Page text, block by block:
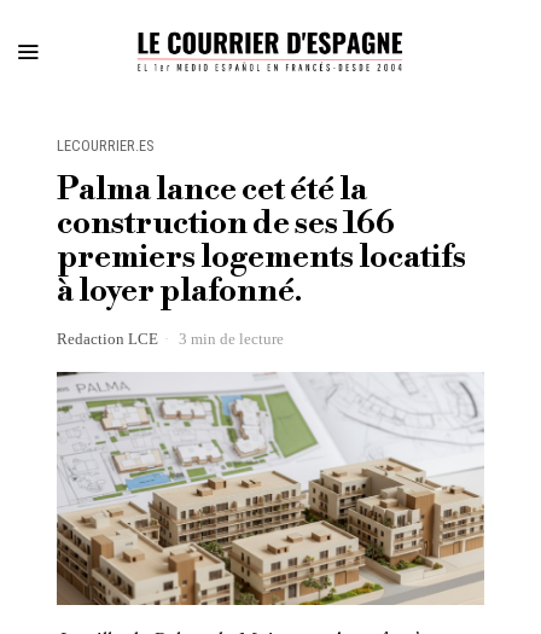
LECOURRIER.ES
Palma lance cet été la
construction de ses 166
premiers logements locatifs
à loyer plafonné.
Redaction LCE 3 min de lecture